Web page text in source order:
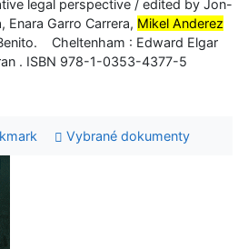
legal perspective / edited by Jon-
Enara Garro Carrera, Mikel Anderez
Cheltenham : Edward Elgar
. ISBN 978-1-0353-4377-5
Vybrané dokumenty